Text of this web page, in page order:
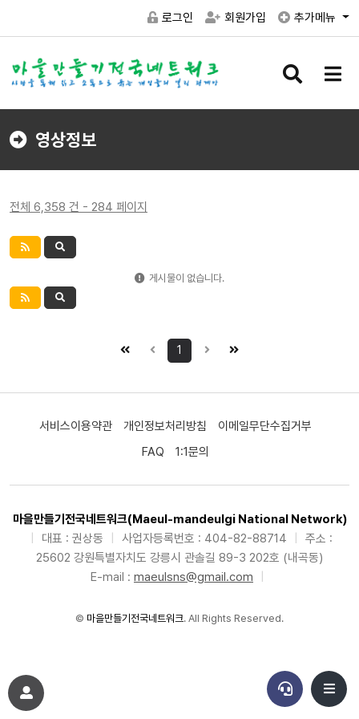
로그인 회원가입 추가메뉴
검
버
메
버
영상정보
전체 6,358 건 - 284 페이지
게시물이 없습니다.
1
서비스이용약관 개인정보처리방침
이메일무단수집거부
FAQ
1:1문의
마을만들기전국네트워크(Maeul-mandeulgi National Network)
대표 : 권상동 사업자등록번호 : 404-82-88714
주소 :
25602 강원특별자치도 강릉시 관솔길 89-3 202호 (내곡동)
E-mail : maeulsns@gmail.com
© 마을만들기전국네트워크. All Rights Reserved.